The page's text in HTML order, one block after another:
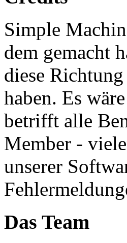
Simple
dem gemacht
diese
haben. Es
betrifft alle
Member -
unserer
Das Team